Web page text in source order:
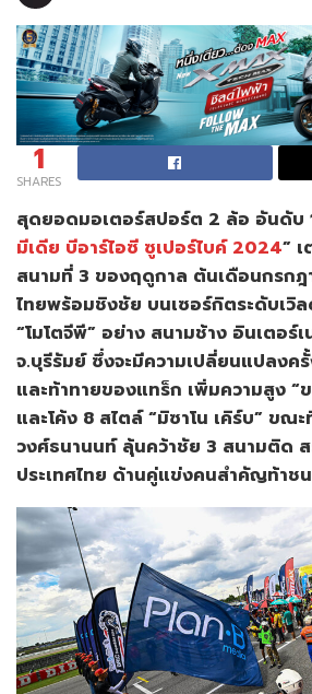
1
SHARES
สุดยอดมอเตอร์สปอร์ต 2 ล้อ อันดับ
มีเดีย บีอาร์ไอซี ซูเปอร์ไบค์ 2024”
สนามที่ 3 ของฤดูกาล ต้นเดือนกรก
ไทยพร้อมชิงชัย บนเซอร์กิตระดับเวิ
“โมโตจีพี” อย่าง สนามช้าง อินเตอร์
จ.บุรีรัมย์ ซึ่งจะมีความเปลี่ยนแปลงค
และท้าทายของแทร็ก เพิ่มความสูง “
และโค้ง 8 สไตล์ “มิซาโน เคิร์บ” ข
วงศ์ธนานนท์ ลุ้นคว้าชัย 3 สนามติด
ประเทศไทย ด้านคู่แข่งคนสำคัญท้าช